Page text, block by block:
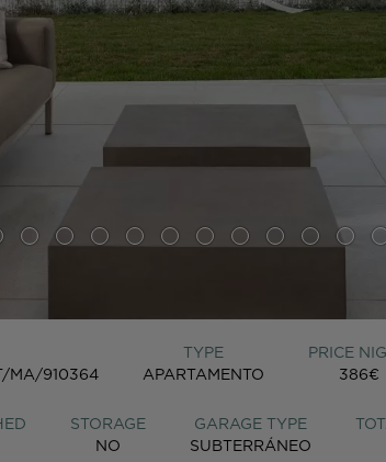
MA/910364
TYPE
APARTAMENTO
PRICE
386€
STORAGE
NO
GARAGE TYPE
SUBTERRÁNEO